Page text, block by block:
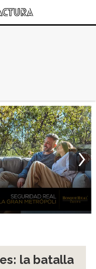
la batalla